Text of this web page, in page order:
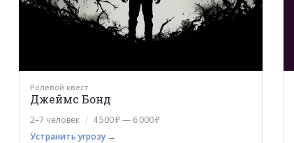
Ролевой квест
Джеймс Бонд
2–7 человек
4 500 ₽ — 6 000 ₽
Устранить угрозу →